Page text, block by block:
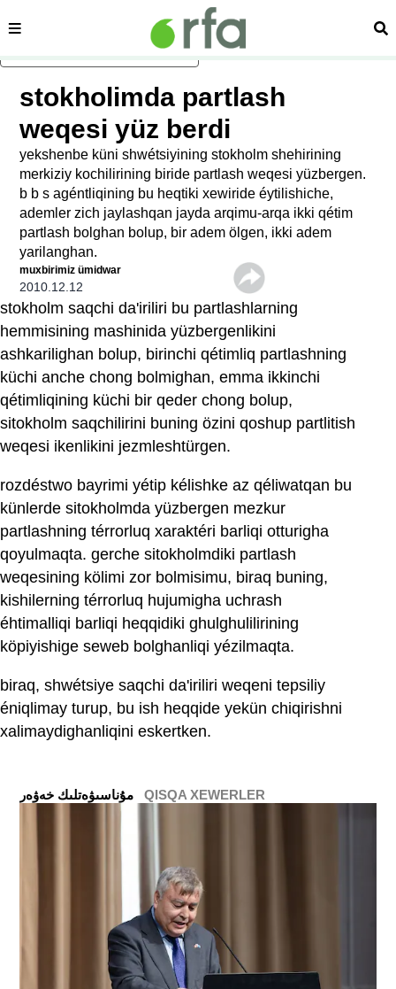
asasliq mezmungha atlang
sehipe
stokholimda partlash
weqesi yüz berdi
yekshenbe küni shwétsiyining stokholm shehirining
merkiziy kochilirining biride partlash weqesi yüzbergen.
b b s agéntliqining bu heqtiki xewiride éytilishiche,
ademler zich jaylashqan jayda arqimu-arqa ikki qétim
partlash bolghan bolup, bir adem ölgen, ikki adem
yarilanghan.
muxbirimiz ümidwar
2010.12.12
stokholm saqchi da'iriliri bu partlashlarning
hemmisining mashinida yüzbergenlikini
ashkarilighan bolup, birinchi qétimliq partlashning
küchi anche chong bolmighan, emma ikkinchi
qétimliqining küchi bir qeder chong bolup,
sitokholm saqchilirini buning özini qoshup partlitish
weqesi ikenlikini jezmleshtürgen.
rozdéstwo bayrimi yétip kélishke az qéliwatqan bu
künlerde sitokholmda yüzbergen mezkur
partlashning térrorluq xaraktéri barliqi otturigha
qoyulmaqta. gerche sitokholmdiki partlash
weqesining kölimi zor bolmisimu, biraq buning,
kishilerning térrorluq hujumigha uchrash
éhtimalliqi barliqi heqqidiki ghulghulilirining
köpiyishige seweb bolghanliqi yézilmaqta.
biraq, shwétsiye saqchi da'iriliri weqeni tepsiliy
éniqlimay turup, bu ish heqqide yekün chiqirishni
xalimaydighanliqini eskertken.
QISQA XEWERLER